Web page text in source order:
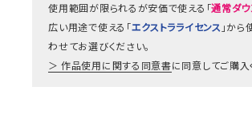
使用範囲が限られるが安価で使える「通常ダ
広い用途で使える「エクストラライセンス 」か
わせてお選びください。
作品使用に関する同意書に同意してご購入